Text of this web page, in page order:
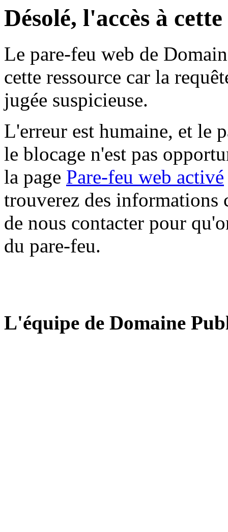
Désolé, l'accès à
Le pare-feu web de
cette ressource car la
jugée suspicieuse.
L'erreur est humaine, et le
le blocage n'est pas
la page Pare-feu web activé
trouverez des informations
de nous contacter pour
du pare-feu.
L'équipe de Domaine